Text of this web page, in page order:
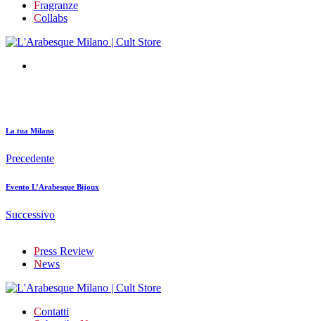
Fragranze
Collabs
La tua Milano
Precedente
Evento L’Arabesque Bijoux
Successivo
Press Review
News
Contatti